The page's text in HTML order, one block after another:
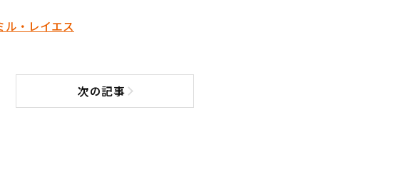
ル・レイエス
次の記事次の記事へ